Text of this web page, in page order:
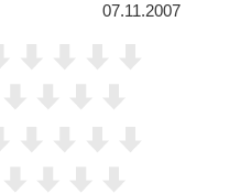
07.11.2007